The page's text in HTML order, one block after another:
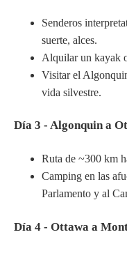
Senderos
suerte, alces.
Alquilar un kayak
Visitar el
vida silvestre.
Día 3 - Algonquin a
Ruta de ~300 km
Camping en las
Parlamento y al
Día 4 - Ottawa a